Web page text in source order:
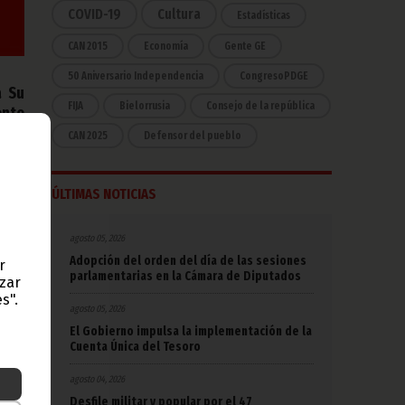
Su
la
COVID-19 Cultura Estadísticas
CAN 2015 Economía Gente GE
50 Aniversario Independencia CongresoPDGE
FIJA Bielorrusia Consejo de la república
CAN 2025 Defensor del pueblo
ÚLTIMAS NOTICIAS
agosto 05, 2026
Adopción del orden del día de las sesiones
parlamentarias en la Cámara de Diputados
agosto 05, 2026
El Gobierno impulsa la implementación de la
Cuenta Única del Tesoro
agosto 04, 2026
Desfile militar y popular por el 47